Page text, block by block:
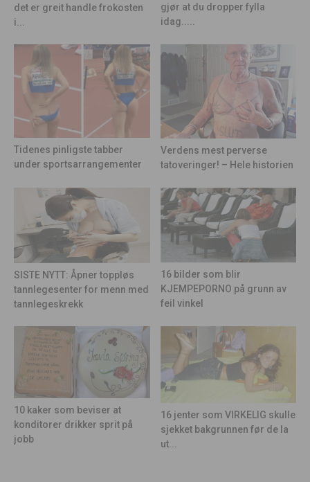
det er greit handle frokosten
i...
gjør at du dropper fylla
idag.....
Tidenes pinligste tabber
under sportsarrangementer
Verdens mest perverse
tatoveringer! – Hele historien
SISTE NYTT: Åpner toppløs
tannlegesenter for menn med
tannlegeskrekk
16 bilder som blir
KJEMPEPORNO på grunn av
feil vinkel
10 kaker som beviser at
konditorer drikker sprit på
jobb
16 jenter som VIRKELIG skulle
sjekket bakgrunnen før de la
ut...